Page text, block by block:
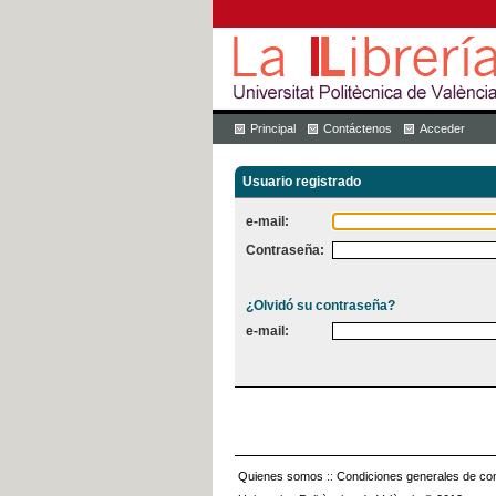
Principal Contáctenos Acceder
Usuario registrado
e-mail:
Contraseña:
¿Olvidó su contraseña?
e-mail:
Quienes somos :: Condiciones generales de